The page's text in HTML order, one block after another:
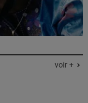
voir +